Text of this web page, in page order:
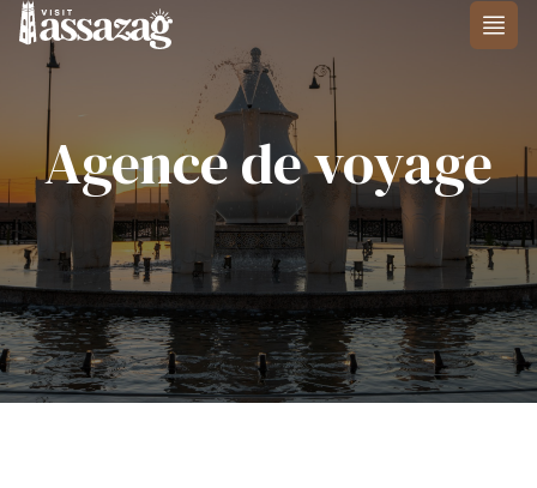
Skip to content
Agence de voyage